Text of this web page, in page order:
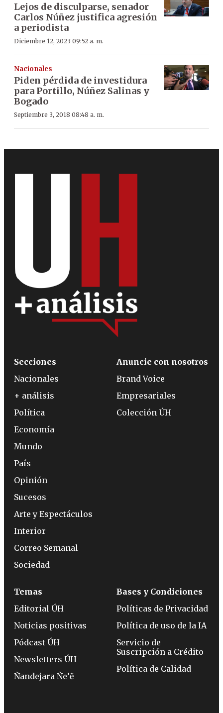
Lejos de disculparse, senador
Carlos Núñez justifica agresión
a periodista
Diciembre 12, 2023 09:52 a. m.
Nacionales
Piden pérdida de investidura
para Portillo, Núñez Salinas y
Bogado
Septiembre 3, 2018 08:48 a. m.
Secciones
Nacionales
+ análisis
Política
Economía
Mundo
País
Opinión
Sucesos
Arte y Espectáculos
Interior
Correo Semanal
Sociedad
Anuncie con nosotros
Brand Voice
Empresariales
Colección ÚH
Temas
Editorial ÚH
Noticias positivas
Pódcast ÚH
Newsletters ÚH
Ñandejara Ñe’ẽ
Bases y Condiciones
Políticas de Privacidad
Política de uso de la IA
Servicio de
Suscripción a Crédito
Política de Calidad